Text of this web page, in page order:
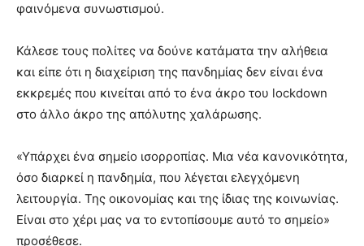
φαινόμενα συνωστισμού.
Κάλεσε τους πολίτες να δούνε κατάματα την αλήθεια
και είπε ότι η διαχείριση της πανδημίας δεν είναι ένα
εκκρεμές που κινείται από το ένα άκρο του lockdown
στο άλλο άκρο της απόλυτης χαλάρωσης.
«Υπάρχει ένα σημείο ισορροπίας. Μια νέα κανονικότητα,
όσο διαρκεί η πανδημία, που λέγεται ελεγχόμενη
λειτουργία. Της οικονομίας και της ίδιας της κοινωνίας.
Είναι στο χέρι μας να το εντοπίσουμε αυτό το σημείο»
προσέθεσε.